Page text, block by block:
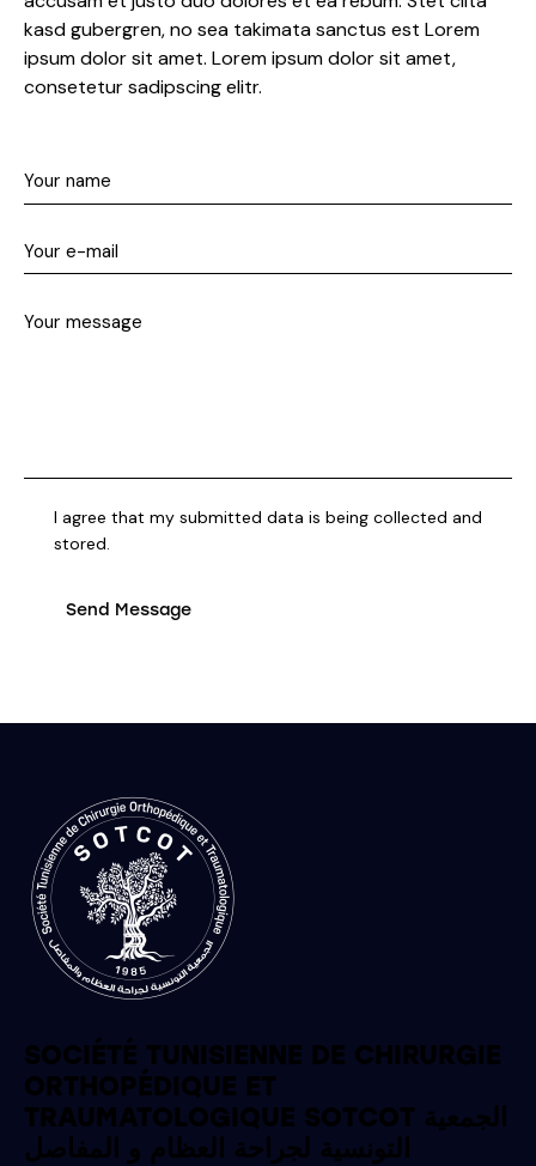
kasd gubergren, no sea takimata sanctus est Lorem
ipsum dolor sit amet. Lorem ipsum dolor sit amet,
consetetur sadipscing elitr.
I agree that my submitted data is being collected and
stored.
Send Message
SOCIÉTÉ TUNISIENNE DE CHIRURGIE
ORTHOPÉDIQUE ET
TRAUMATOLOGIQUE SOTCOT الجمعية
التونسية لجراحة العظام و المفاصل